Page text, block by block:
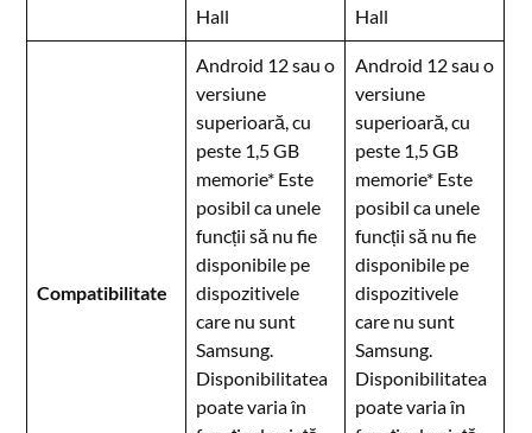
Hall
Hall
Compatibilitate
Android 12 sau o
versiune
superioară, cu
peste 1,5 GB
memorie* Este
posibil ca unele
funcții să nu fie
disponibile pe
dispozitivele
care nu sunt
Samsung.
Disponibilitatea
poate varia în
Android 12 sau o
versiune
superioară, cu
peste 1,5 GB
memorie* Este
posibil ca unele
funcții să nu fie
disponibile pe
dispozitivele
care nu sunt
Samsung.
Disponibilitatea
poate varia în